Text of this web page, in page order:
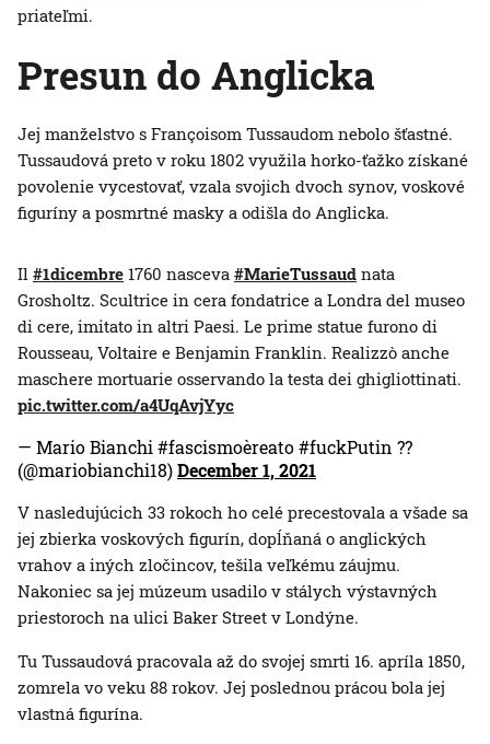
priateľmi.
Presun do Anglicka
Jej manželstvo s Françoisom Tussaudom nebolo šťastné.
Tussaudová preto v roku 1802 využila horko-ťažko získané
povolenie vycestovať, vzala svojich dvoch synov, voskové
figuríny a posmrtné masky a odišla do Anglicka.
Il #1dicembre 1760 nasceva #MarieTussaud nata
Grosholtz. Scultrice in cera fondatrice a Londra del museo
di cere, imitato in altri Paesi. Le prime statue furono di
Rousseau, Voltaire e Benjamin Franklin. Realizzò anche
maschere mortuarie osservando la testa dei ghigliottinati.
pic.twitter.com/a4UqAvjYyc
— Mario Bianchi #fascismoèreato #fuckPutin ??
(@mariobianchi18)December 1, 2021
V nasledujúcich 33 rokoch ho celé precestovala a všade sa
jej zbierka voskových figurín, dopĺňaná o anglických
vrahov a iných zločincov, tešila veľkému záujmu.
Nakoniec sa jej múzeum usadilo v stálych výstavných
priestoroch na ulici Baker Street v Londýne.
Tu Tussaudová pracovala až do svojej smrti 16. apríla 1850,
zomrela vo veku 88 rokov. Jej poslednou prácou bola jej
vlastná figurína.